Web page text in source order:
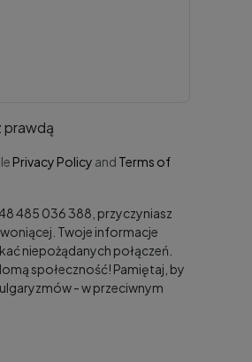
prawdą
Privacy Policy and Terms of
485 036 388, przyczyniasz
Twoje informacje
niepożądanych połączeń.
społeczność! Pamiętaj, by
- w przeciwnym